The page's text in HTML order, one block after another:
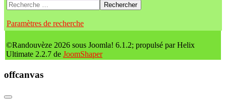
Rechercher
Paramètres de recherche
©Randouvèze 2026 sous Joomla! 6.1.2; propulsé par Helix
Ultimate 2.2.7 de JoomShaper
offcanvas